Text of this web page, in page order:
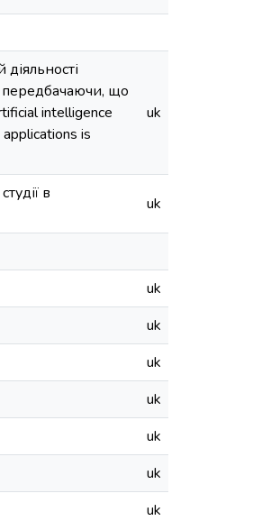
передбачаючи, що
intelligence
is
uk
в
uk
uk
uk
uk
uk
uk
uk
uk